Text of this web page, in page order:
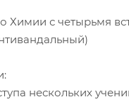
Химии с четырьмя
нескольких